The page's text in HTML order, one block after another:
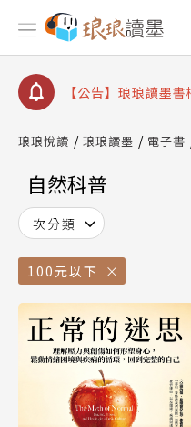
【公告】因
停部分閱讀服務
【公告】琅琅讀墨
【公告】琅琅讀墨
請圖文教學
查詢
【公告】因
停部分閱讀服務
琅琅悅讀 琅琅讀墨 電子書
自然科普
次分類
100元以下